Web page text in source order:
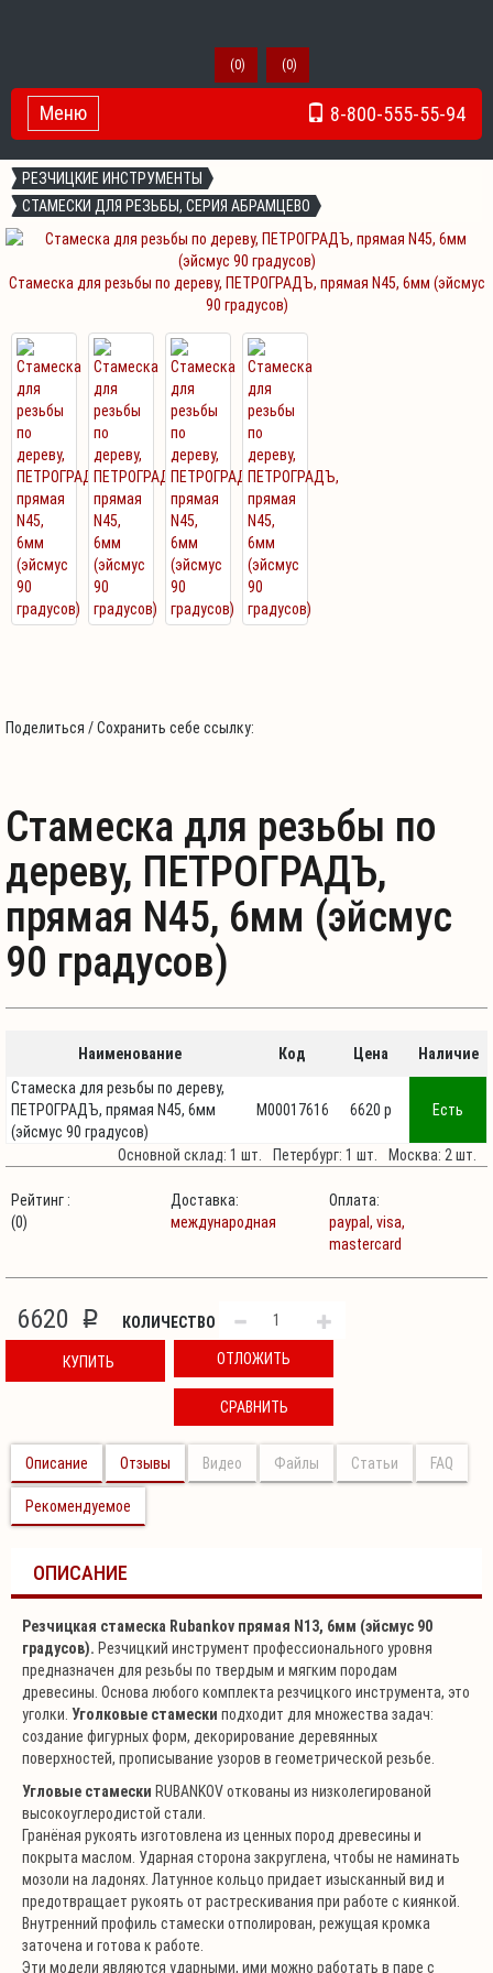
(0) (0)
8-800-555-55-94
Toggle Navigation
Меню
РЕЗЧИЦКИЕ ИНСТРУМЕНТЫ
СТАМЕСКИ ДЛЯ РЕЗЬБЫ, СЕРИЯ АБРАМЦЕВО
Стамеска для резьбы по дереву, ПЕТРОГРАДЪ, прямая N45, 6мм (эйсмус
90 градусов)
Поделиться / Сохранить себе ссылку:
Стамеска для резьбы по
дереву, ПЕТРОГРАДЪ,
прямая N45, 6мм (эйсмус
90 градусов)
Наименование Код Цена
Наличие
Стамеска для резьбы по дереву,
ПЕТРОГРАДЪ, прямая N45, 6мм
(эйсмус 90 градусов)
М00017616 6620 p Есть
Основной склад: 1 шт. Петербург: 1 шт. Москва: 2 шт.
Рейтинг :
(0)
Доставка:
международная
Оплата:
paypal, visa,
mastercard
6620 p КОЛИЧЕСТВО
КУПИТЬ ОТЛОЖИТЬ
СРАВНИТЬ
Описание Отзывы Видео Файлы Статьи FAQ
Рекомендуемое
ОПИСАНИЕ
Резчицкая стамеска Rubankov прямая N13, 6мм (эйсмус 90
градусов). Резчицкий инструмент профессионального уровня
предназначен для резьбы по твердым и мягким породам
древесины. Основа любого комплекта резчицкого инструмента, это
уголки. Уголковые стамески подходит для множества задач:
создание фигурных форм, декорирование деревянных
поверхностей, прописывание узоров в геометрической резьбе.
Угловые стамески RUBANKOVоткованы из низколегированой
высокоуглеродистой стали.
Гранёная рукоять изготовлена из ценных пород древесины и
покрыта маслом. Ударная сторона закруглена, чтобы не наминать
мозоли на ладонях. Латунное кольцо придает изысканный вид и
предотвращает рукоять от растрескивания при работе с киянкой.
Внутренний профиль стамески отполирован, режущая кромка
заточена и готова к работе.
Эти модели являются ударными, ими можно работать в паре с